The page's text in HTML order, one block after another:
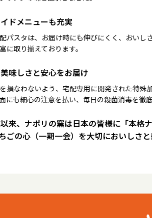
ドメニューも充実
パスタは、お届け時にも伸びにくく、おい
に取り揃えております。
味しさと安心をお届け
損なわないよう、宅配専用に開発された特
にも細心の注意を払い、毎日の殺菌消毒を徹底
来、ナポリの窯は日本の皆様に「本格
ごの心（一期一会）を大切においしさと